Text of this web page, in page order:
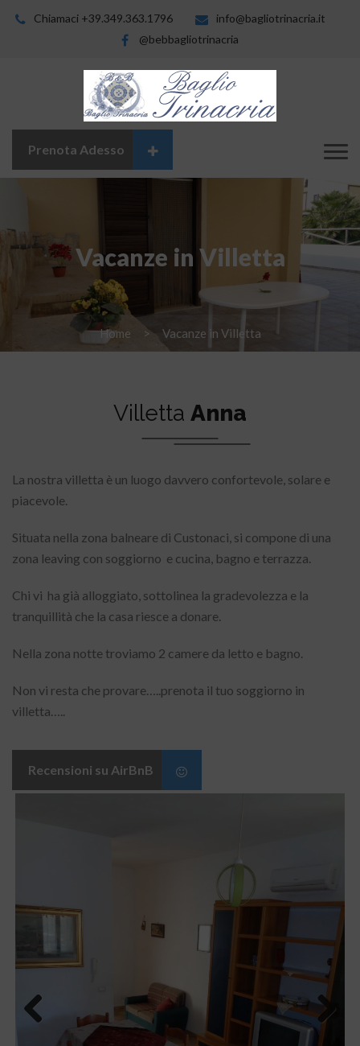
Chiamaci +39.349.363.1796
info@bagliotrinacria.it
@bebbagliotrinacria
Prenota Adesso
Vacanze in Villetta
Home Vacanze in Villetta
Villetta Anna
La nostra villetta è un luogo davvero confortevole, solare e
piacevole.
Situata nella zona balneare di Custonaci, si compone di una
zona leaving con soggiorno e cucina, bagno e terrazza.
Chi vi ha già alloggiato, sottolinea la gradevolezza e la
tranquillità che la casa riesce a donare.
Nella zona notte troviamo 2 camere da letto e bagno.
Non vi resta che provare…..prenota il tuo soggiorno in
villetta…..
Recensioni su AirBnB
Next